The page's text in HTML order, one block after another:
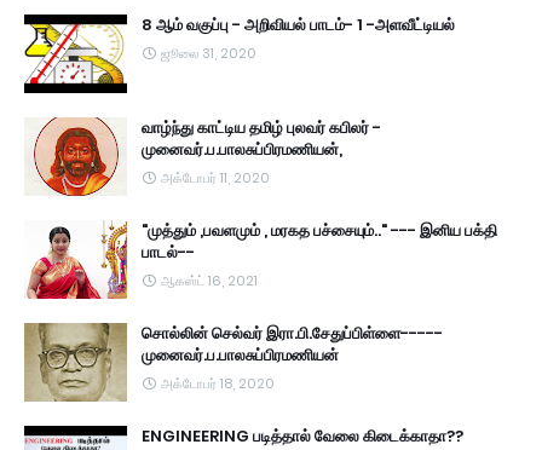
8 ஆம் வகுப்பு - அறிவியல் பாடம்- 1 -அளவீட்டியல்
ஜூலை 31, 2020
வாழ்ந்து காட்டிய தமிழ் புலவர் கபிலர் -
முனைவர்.ப.பாலசுப்பிரமணியன்,
அக்டோபர் 11, 2020
"முத்தும் ,பவளமும் , மரகத பச்சையும்.." --- இனிய பக்தி
பாடல்--
ஆகஸ்ட் 16, 2021
சொல்லின் செல்வர் இரா.பி.சேதுப்பிள்ளை-----
முனைவர்.ப.பாலசுப்பிரமணியன்
அக்டோபர் 18, 2020
ENGINEERING படித்தால் வேலை கிடைக்காதா??